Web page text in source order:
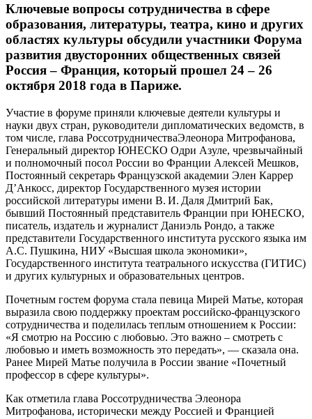
Ключевые вопросы сотрудничества в сфере
образования, литературы, театра, кино и других
областях культуры обсудили участники Форума
развития двусторонних общественных связей
Россия – Франция, который прошел 24 – 26
октября 2018 года в Париже.
Участие в форуме приняли ключевые деятели культуры и
науки двух стран, руководители дипломатических ведомств, в
том числе, глава РоссотрудничестваЭлеонора Митрофанова,
Генеральный директор ЮНЕСКО Одри Азуле, чрезвычайный
и полномочный посол России во Франции Алексей Мешков,
Постоянный секретарь Французской академии Элен Каррер
Д’Анкосс, директор Государственного музея истории
российской литературы имени В. И. Даля Дмитрий Бак,
бывший Постоянный представитель Франции при ЮНЕСКО,
писатель, издатель и журналист Даниэль Рондо, а также
представители Государственного института русского языка им
А.С. Пушкина, НИУ «Высшая школа экономики»,
Государственного института театрального искусства (ГИТИС)
и других культурных и образовательных центров.
Почетным гостем форума стала певица Мирей Матье, которая
выразила свою поддержку проектам российско-французского
сотрудничества и поделилась теплым отношением к России:
«Я смотрю на Россию с любовью. Это важно – смотреть с
любовью и иметь возможность это передать», — сказала она.
Ранее Мирей Матье получила в России звание «Почетный
профессор в сфере культуры».
Как отметила глава Россотрудничества Элеонора
Митрофанова, исторически между Россией и Францией